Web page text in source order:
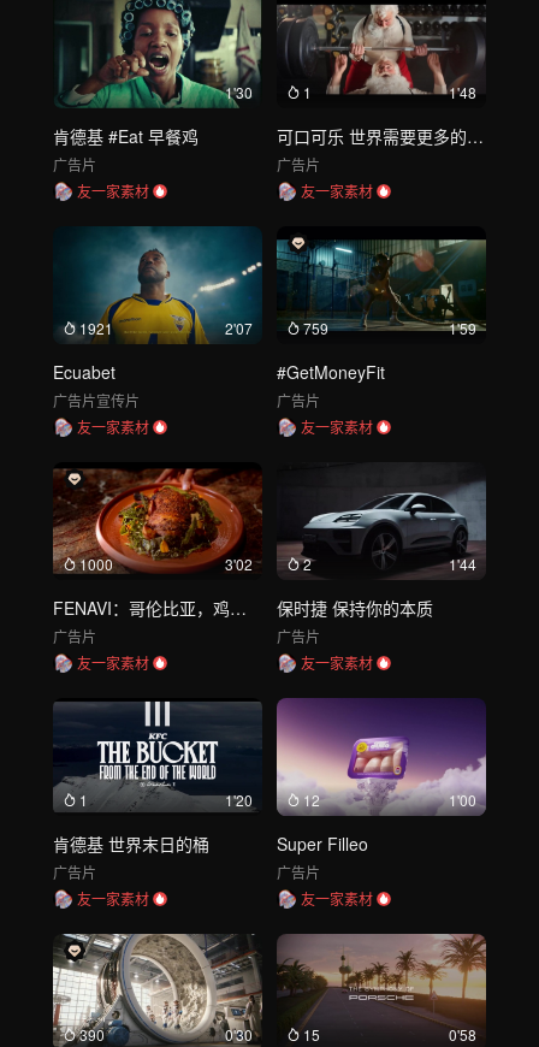
1'30
肯德基 #Eat 早餐鸡
广告片
友一家素材
1 1'48
可口可乐 世界需要更多的圣诞老人
广告片
友一家素材
1921 2'07
Ecuabet
广告片宣传片
友一家素材
759 1'59
#GetMoneyFit
广告片
友一家素材
1000 3'02
FENAVI：哥伦比亚，鸡肉之国
广告片
友一家素材
2 1'44
保时捷 保持你的本质
广告片
友一家素材
1 1'20
肯德基 世界末日的桶
广告片
友一家素材
12 1'00
Super Filleo
广告片
友一家素材
390 0'30 15 0'58